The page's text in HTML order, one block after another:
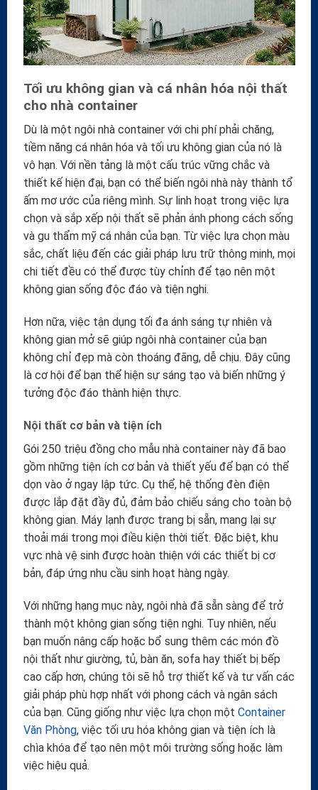
Tối ưu không gian và cá nhân hóa nội thất
cho nhà container
Dù là một ngôi nhà container với chi phí phải chăng,
tiềm năng cá nhân hóa và tối ưu không gian của nó là
vô hạn. Với nền tảng là một cấu trúc vững chắc và
thiết kế hiện đại, bạn có thể biến ngôi nhà này thành tổ
ấm mơ ước của riêng mình. Sự linh hoạt trong việc lựa
chọn và sắp xếp nội thất sẽ phản ánh phong cách sống
và gu thẩm mỹ cá nhân của bạn. Từ việc lựa chọn màu
sắc, chất liệu đến các giải pháp lưu trữ thông minh, mọi
chi tiết đều có thể được tùy chỉnh để tạo nên một
không gian sống độc đáo và tiện nghi.
Hơn nữa, việc tận dụng tối đa ánh sáng tự nhiên và
không gian mở sẽ giúp ngôi nhà container của bạn
không chỉ đẹp mà còn thoáng đãng, dễ chịu. Đây cũng
là cơ hội để bạn thể hiện sự sáng tạo và biến những ý
tưởng độc đáo thành hiện thực.
Nội thất cơ bản và tiện ích
Gói 250 triệu đồng cho mẫu nhà container này đã bao
gồm những tiện ích cơ bản và thiết yếu để bạn có thể
dọn vào ở ngay lập tức. Cụ thể, hệ thống đèn điện
được lắp đặt đầy đủ, đảm bảo chiếu sáng cho toàn bộ
không gian. Máy lạnh được trang bị sẵn, mang lại sự
thoải mái trong mọi điều kiện thời tiết. Đặc biệt, khu
vực nhà vệ sinh được hoàn thiện với các thiết bị cơ
bản, đáp ứng nhu cầu sinh hoạt hàng ngày.
Với những hạng mục này, ngôi nhà đã sẵn sàng để trở
thành một không gian sống tiện nghi. Tuy nhiên, nếu
bạn muốn nâng cấp hoặc bổ sung thêm các món đồ
nội thất như giường, tủ, bàn ăn, sofa hay thiết bị bếp
cao cấp hơn, chúng tôi sẽ hỗ trợ thiết kế và tư vấn các
giải pháp phù hợp nhất với phong cách và ngân sách
của bạn. Cũng giống như việc lựa chọn một Container
Văn Phòng, việc tối ưu hóa không gian và tiện ích là
chìa khóa để tạo nên một môi trường sống hoặc làm
việc hiệu quả.